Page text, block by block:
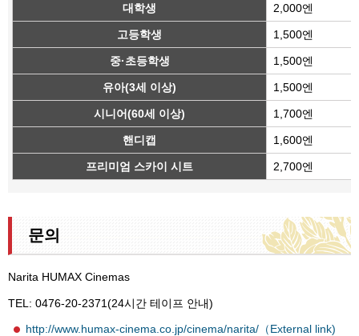
대학생 2,000엔
고등학생 1,500엔
중·초등학생 1,500엔
유아(3세 이상) 1,500엔
시니어(60세 이상) 1,700엔
핸디캡 1,600엔
프리미엄 스카이 시트 2,700엔
문의
Narita HUMAX Cinemas
TEL: 0476-20-2371(24시간 테이프 안내)
http://www.humax-cinema.co.jp/cinema/narita/（External link)